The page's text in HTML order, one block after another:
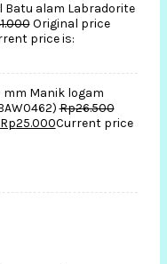
Batu alam Labradorite
Original price
price is:
Manik logam
Rp26.500
Rp25.000Current price